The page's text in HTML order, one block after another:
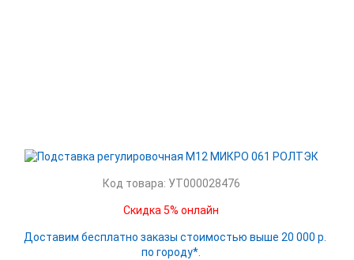
Код товара: УТ000028476
Скидка 5% онлайн
Доставим бесплатно заказы стоимостью выше 20 000 р.
по городу*.